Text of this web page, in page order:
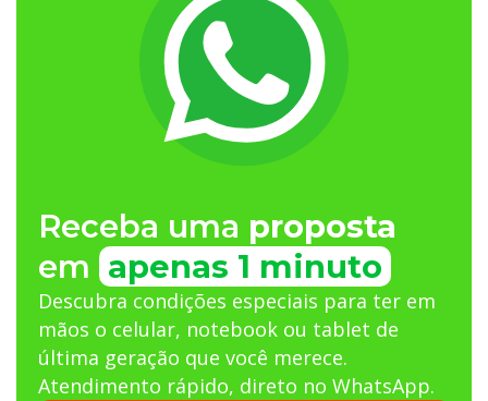
Receba uma proposta
em apenas 1 minuto
Descubra condições especiais para ter em
mãos o celular, notebook ou tablet de
última geração que você merece.
Atendimento rápido, direto no WhatsApp.